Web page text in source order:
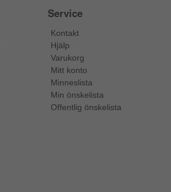
Service
Kontakt
Hjälp
Varukorg
Mitt konto
Minneslista
Min önskelista
Offentlig önskelista